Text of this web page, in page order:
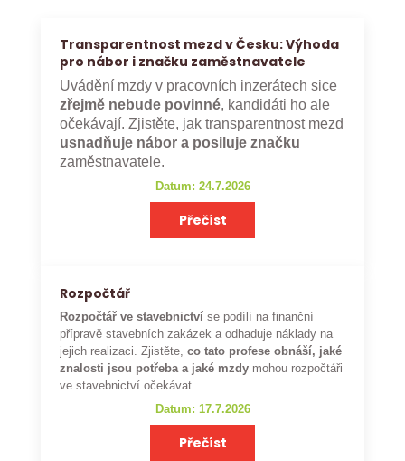
Transparentnost mezd v Česku: Výhoda
pro nábor i značku zaměstnavatele
Uvádění mzdy v pracovních inzerátech sice
zřejmě nebude povinné, kandidáti ho ale
očekávají. Zjistěte, jak transparentnost mezd
usnadňuje nábor a posiluje značku
zaměstnavatele.
Datum: 24.7.2026
Přečíst
Rozpočtář
Rozpočtář ve stavebnictví se podílí na finanční
přípravě stavebních zakázek a odhaduje náklady na
jejich realizaci. Zjistěte,co tato profese obnáší, jaké
znalosti jsou potřeba a jaké mzdy mohou rozpočtáři
ve stavebnictví očekávat.
Datum: 17.7.2026
Přečíst